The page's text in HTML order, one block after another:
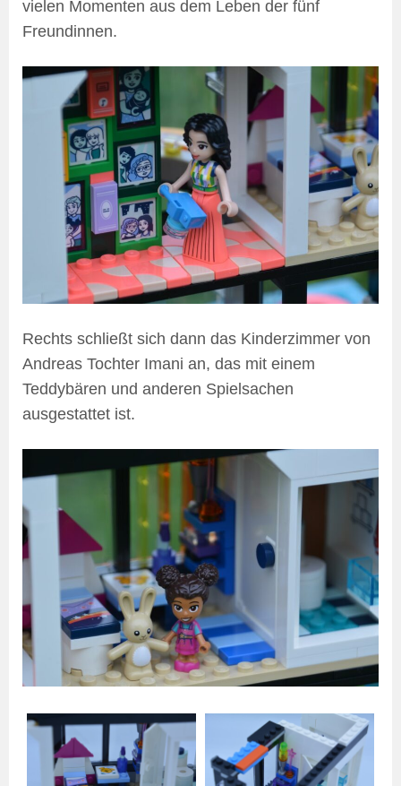
vielen Momenten aus dem Leben der fünf
Freundinnen.
Rechts schließt sich dann das Kinderzimmer von
Andreas Tochter Imani an, das mit einem
Teddybären und anderen Spielsachen
ausgestattet ist.